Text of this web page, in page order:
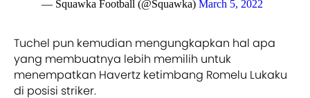
— Squawka Football (@Squawka) March 5, 2022
Tuchel pun kemudian mengungkapkan hal apa
yang membuatnya lebih memilih untuk
menempatkan Havertz ketimbang Romelu Lukaku
di posisi striker.